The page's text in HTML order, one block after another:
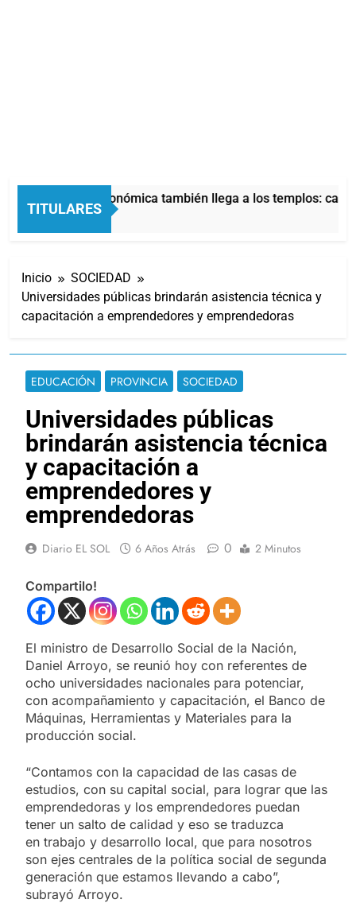
TITULARES
La crisis económica también llega a los templos: casi
5 Horas Atrás
Inicio
SOCIEDAD
Universidades públicas brindarán asistencia técnica y
capacitación a emprendedores y emprendedoras
EDUCACIÓN PROVINCIA SOCIEDAD
Universidades públicas
brindarán asistencia técnica
y capacitación a
emprendedores y
emprendedoras
Diario EL SOL 6 Años Atrás 0 2 Minutos
Compartilo!
El ministro de Desarrollo Social de la Nación,
Daniel Arroyo, se reunió hoy con referentes de
ocho universidades nacionales para potenciar,
con acompañamiento y capacitación, el Banco de
Máquinas, Herramientas y Materiales para la
producción social.
“Contamos con la capacidad de las casas de
estudios, con su capital social, para lograr que las
emprendedoras y los emprendedores puedan
tener un salto de calidad y eso se traduzca
en trabajo y desarrollo local, que para nosotros
son ejes centrales de la política social de segunda
generación que estamos llevando a cabo”,
subrayó Arroyo.